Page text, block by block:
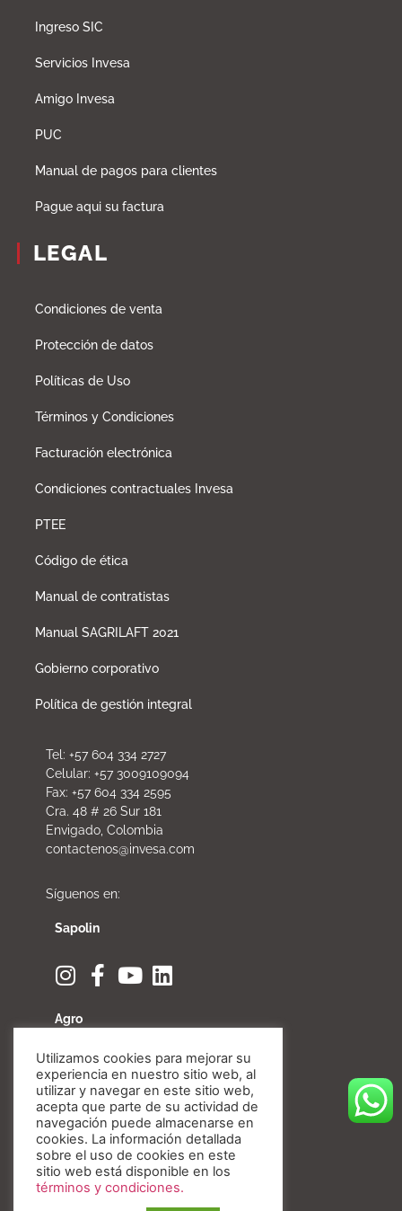
Ingreso SIC
Servicios Invesa
Amigo Invesa
PUC
Manual de pagos para clientes
Pague aqui su factura
LEGAL
Condiciones de venta
Protección de datos
Políticas de Uso
Términos y Condiciones
Facturación electrónica
Condiciones contractuales Invesa
PTEE
Código de ética
Manual de contratistas
Manual SAGRILAFT 2021
Gobierno corporativo
Política de gestión integral
Tel: +57 604 334 2727
Celular: +57 3009109094
Fax: +57 604 334 2595
Cra. 48 # 26 Sur 181
Envigado, Colombia
contactenos@invesa.com
Síguenos en:
Sapolin
Agro
Fibratore
Utilizamos cookies para mejorar su
experiencia en nuestro sitio web, al
utilizar y navegar en este sitio web,
acepta que parte de su actividad de
navegación puede almacenarse en
cookies. La información detallada
sobre el uso de cookies en este
sitio web está disponible en los
términos y condiciones.